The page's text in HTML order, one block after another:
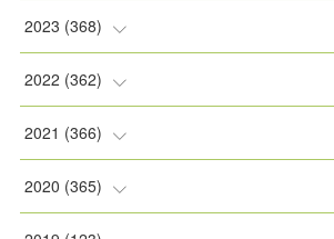
(2)
(5)
( 3 )
(5)
(9)
(1)
( 1)
(8)
(11)
(11)
(22)
( 31)
2023 (368)
(31)
(30)
(31)
(30)
2022 (362)
(30)
(30)
(30)
2021 (366)
(31)
2020 (365)